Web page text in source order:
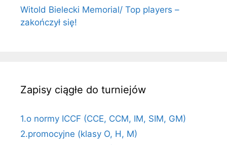
Witold Bielecki Memorial/ Top players –
zakończył się!
Zapisy ciągłe do turniejów
1.o normy ICCF (CCE, CCM, IM, SIM, GM)
2.promocyjne (klasy O, H, M)